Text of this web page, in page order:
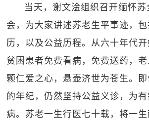
当天，谢文淦组织召开缅怀
会，为大家讲述苏老生平事迹，
历，以及公益历程。从六十年代
贫困患者免费看病，免费送药，
颗仁爱之心，悬壶济世为苍生。
的年纪，仍然坚持公益义诊，为
病。苏老一生行医七十载，将一